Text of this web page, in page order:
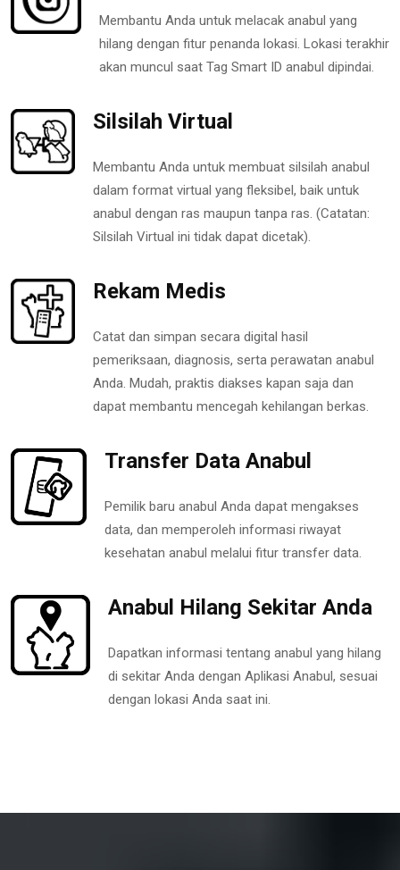
Membantu Anda untuk melacak anabul yang
hilang dengan fitur penanda lokasi. Lokasi terakhir
akan muncul saat Tag Smart ID anabul dipindai.
Silsilah Virtual
Membantu Anda untuk membuat silsilah anabul
dalam format virtual yang fleksibel, baik untuk
anabul dengan ras maupun tanpa ras. (Catatan:
Silsilah Virtual ini tidak dapat dicetak).
Rekam Medis
Catat dan simpan secara digital hasil
pemeriksaan, diagnosis, serta perawatan anabul
Anda. Mudah, praktis diakses kapan saja dan
dapat membantu mencegah kehilangan berkas.
Transfer Data Anabul
Pemilik baru anabul Anda dapat mengakses
data, dan memperoleh informasi riwayat
kesehatan anabul melalui fitur transfer data.
Anabul Hilang Sekitar Anda
Dapatkan informasi tentang anabul yang hilang
di sekitar Anda dengan Aplikasi Anabul, sesuai
dengan lokasi Anda saat ini.